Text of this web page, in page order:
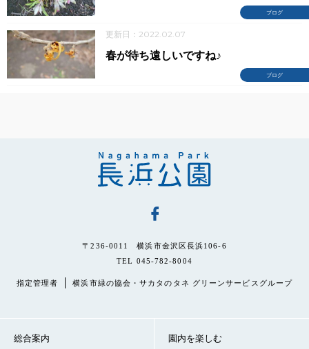
ブログ
更新日：2022.02.07
ブログ
春が待ち遠しいですね♪
〒236-0011 横浜市金沢区長浜106-6
TEL 045-782-8004
指定管理者 横浜市緑の協会・サカタのタネ グリーンサービスグループ
総合案内 園内を楽しむ